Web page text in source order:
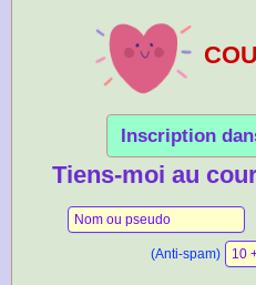
Inscription
Tiens-moi au
(Anti-spam)